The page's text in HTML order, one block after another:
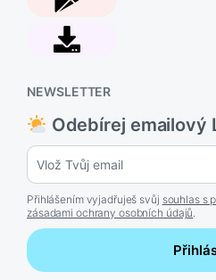
NEWSLETTER
Odebírej emailový
Přihlášením vyjadřuješ svůj souhlas s
zásadami ochrany osobních údajů.